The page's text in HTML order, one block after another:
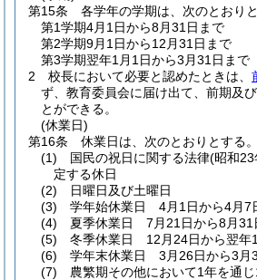
第15条
各学年の学期は、次のとおりと
第1学期4月1日から8月31日まで
第2学期9月1日から12月31日まで
第3学期翌年1月1日から3月31日まで
2
校長において必要と認めたときは、
ず、教育委員会に届け出て、前期及
とができる。
(休業日)
第16条
休業日は、次のとおりとする。
(1)
国民の祝日に関する法律(昭和23
定する休日
(2)
日曜日及び土曜日
(3)
学年始休業日 4月1日から4月7
(4)
夏季休業日 7月21日から8月31
(5)
冬季休業日 12月24日から翌年
(6)
学年末休業日 3月26日から3月
(7)
農繁期その他において1年を通